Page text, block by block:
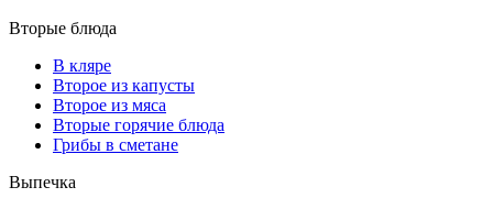
Вторые блюда
В кляре
Второе из капусты
Второе из мяса
Вторые горячие блюда
Грибы в сметане
Выпечка